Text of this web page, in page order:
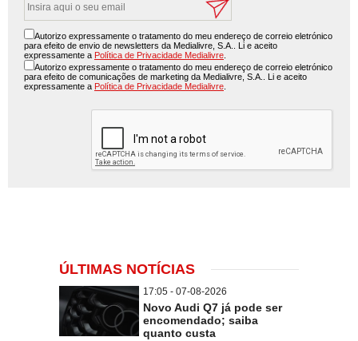
Autorizo expressamente o tratamento do meu endereço de correio eletrónico
para efeito de envio de newsletters da Medialivre, S.A.. Li e aceito
expressamente a Política de Privacidade Medialivre
Autorizo expressamente o tratamento do meu endereço de correio eletrónico
para efeito de comunicações de marketing da Medialivre, S.A.. Li e aceito
expressamente a Política de Privacidade Medialivre
ÚLTIMAS NOTÍCIAS
17:05 - 07-08-2026
Novo Audi Q7 já pode ser
encomendado; saiba
quanto custa